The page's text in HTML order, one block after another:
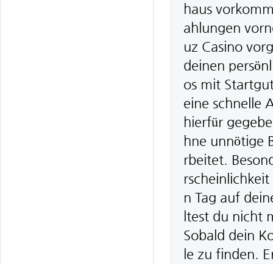
haus
ahlungen
uz Casino
deinen
os mit
eine schnelle
hierfür
hne unnötige
rbeitet.
n Tag auf
ltest du nicht
Sobald dein
le zu finden.